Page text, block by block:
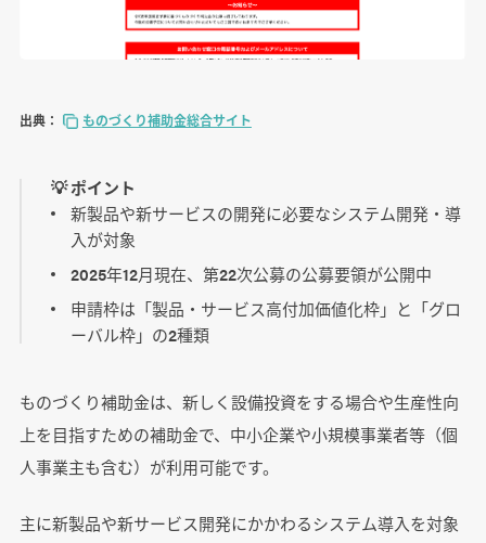
出典： ものづくり補助金総合サイト
💡 ポイント
新製品や新サービスの開発に必要なシステム開発・導
入が対象
2025年12月現在、第22次公募の公募要領が公開中
申請枠は「製品・サービス高付加価値化枠」と「グロ
ーバル枠」の2種類
ものづくり補助金は、新しく設備投資をする場合や生産性向
上を目指すための補助金で、中小企業や小規模事業者等（個
人事業主も含む）が利用可能です。
主に新製品や新サービス開発にかかわるシステム導入を対象